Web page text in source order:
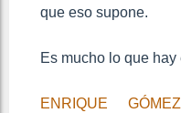
que eso supone.
Es mucho lo que hay
ENRIQUE